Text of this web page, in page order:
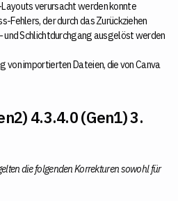
verursacht werden konnte
Fehlers, der durch das Zurückziehen
und Schlichtdurchgang ausgelöst werden
von importierten Dateien, die von Canva
4.3.4.0 (Gen1) 3.
die folgenden Korrekturen sowohl für